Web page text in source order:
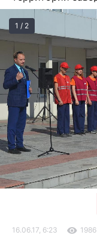
1 / 2
16.06.17, 6:23 1986